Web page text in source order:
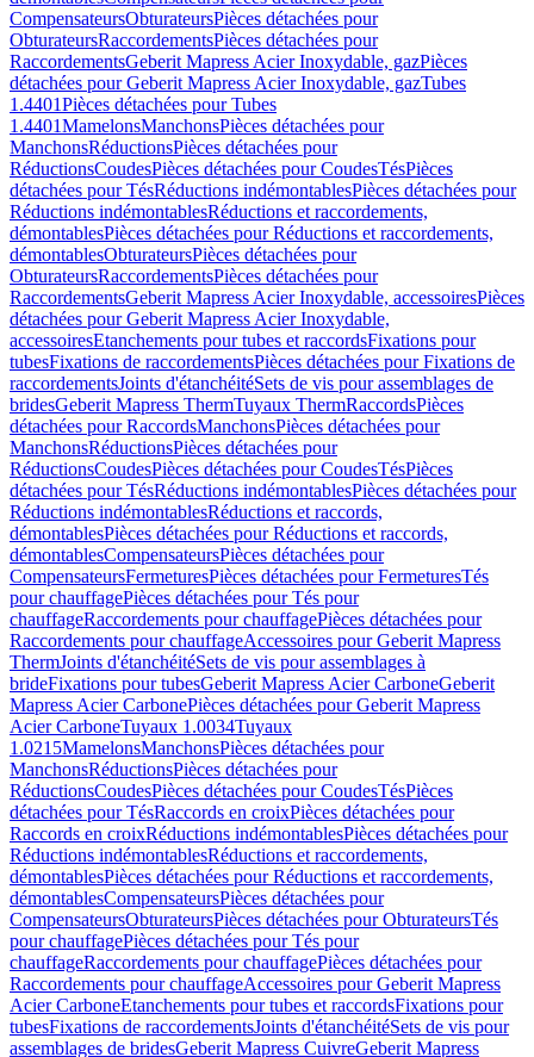
CompensateursObturateursPièces détachées pour
ObturateursRaccordementsPièces détachées pour
RaccordementsGeberit Mapress Acier Inoxydable, gazPièces
détachées pour Geberit Mapress Acier Inoxydable, gazTubes
1.4401Pièces détachées pour Tubes
1.4401MamelonsManchonsPièces détachées pour
ManchonsRéductionsPièces détachées pour
RéductionsCoudesPièces détachées pour CoudesTésPièces
détachées pour TésRéductions indémontablesPièces détachées pour
Réductions indémontablesRéductions et raccordements,
démontablesPièces détachées pour Réductions et raccordements,
démontablesObturateursPièces détachées pour
ObturateursRaccordementsPièces détachées pour
RaccordementsGeberit Mapress Acier Inoxydable, accessoiresPièces
détachées pour Geberit Mapress Acier Inoxydable,
accessoiresEtanchements pour tubes et raccordsFixations pour
tubesFixations de raccordementsPièces détachées pour Fixations de
raccordementsJoints d'étanchéitéSets de vis pour assemblages de
bridesGeberit Mapress ThermTuyaux ThermRaccordsPièces
détachées pour RaccordsManchonsPièces détachées pour
ManchonsRéductionsPièces détachées pour
RéductionsCoudesPièces détachées pour CoudesTésPièces
détachées pour TésRéductions indémontablesPièces détachées pour
Réductions indémontablesRéductions et raccords,
démontablesPièces détachées pour Réductions et raccords,
démontablesCompensateursPièces détachées pour
CompensateursFermeturesPièces détachées pour FermeturesTés
pour chauffagePièces détachées pour Tés pour
chauffageRaccordements pour chauffagePièces détachées pour
Raccordements pour chauffageAccessoires pour Geberit Mapress
ThermJoints d'étanchéitéSets de vis pour assemblages à
brideFixations pour tubesGeberit Mapress Acier CarboneGeberit
Mapress Acier CarbonePièces détachées pour Geberit Mapress
Acier CarboneTuyaux 1.0034Tuyaux
1.0215MamelonsManchonsPièces détachées pour
ManchonsRéductionsPièces détachées pour
RéductionsCoudesPièces détachées pour CoudesTésPièces
détachées pour TésRaccords en croixPièces détachées pour
Raccords en croixRéductions indémontablesPièces détachées pour
Réductions indémontablesRéductions et raccordements,
démontablesPièces détachées pour Réductions et raccordements,
démontablesCompensateursPièces détachées pour
CompensateursObturateursPièces détachées pour ObturateursTés
pour chauffagePièces détachées pour Tés pour
chauffageRaccordements pour chauffagePièces détachées pour
Raccordements pour chauffageAccessoires pour Geberit Mapress
Acier CarboneEtanchements pour tubes et raccordsFixations pour
tubesFixations de raccordementsJoints d'étanchéitéSets de vis pour
assemblages de bridesGeberit Mapress CuivreGeberit Mapress